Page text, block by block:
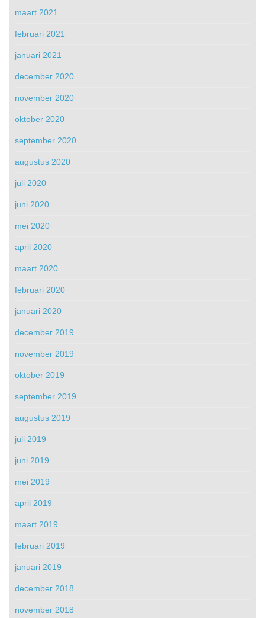
maart 2021
februari 2021
januari 2021
december 2020
november 2020
oktober 2020
september 2020
augustus 2020
juli 2020
juni 2020
mei 2020
april 2020
maart 2020
februari 2020
januari 2020
december 2019
november 2019
oktober 2019
september 2019
augustus 2019
juli 2019
juni 2019
mei 2019
april 2019
maart 2019
februari 2019
januari 2019
december 2018
november 2018